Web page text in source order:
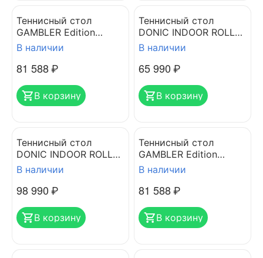
Теннисный стол
GAMBLER Edition
Indoor BLUE
В наличии
81 588₽
В корзину
Теннисный стол
DONIC INDOOR ROLLER
FUN BLUE
В наличии
65 990₽
В корзину
Теннисный стол
DONIC INDOOR ROLLER
800 BLUE
В наличии
98 990₽
В корзину
Теннисный стол
GAMBLER Edition
Indoor GREEN
В наличии
81 588₽
В корзину